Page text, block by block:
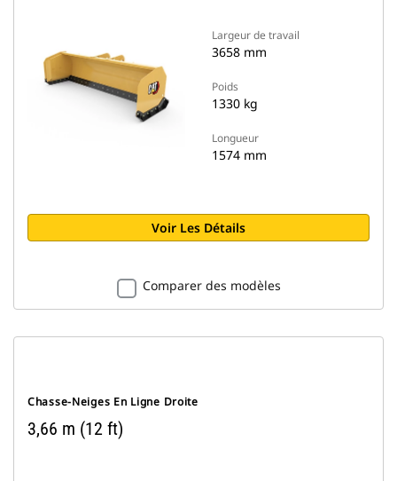
Largeur de travail
3658 mm
Poids
1330 kg
Longueur
1574 mm
Voir Les Détails
Comparer des modèles
Chasse-Neiges En Ligne Droite
3,66 m (12 ft)